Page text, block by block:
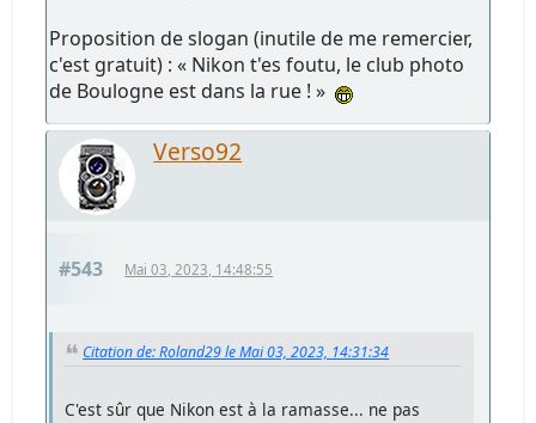
Proposition de slogan (inutile de me remercier,
c'est gratuit) : « Nikon t'es foutu, le club photo
de Boulogne est dans la rue ! »
Verso92
#543 Mai 03, 2023, 14:48:55
Citation de: Roland29 le Mai 03, 2023, 14:31:34
C'est sûr que Nikon est à la ramasse... ne pas